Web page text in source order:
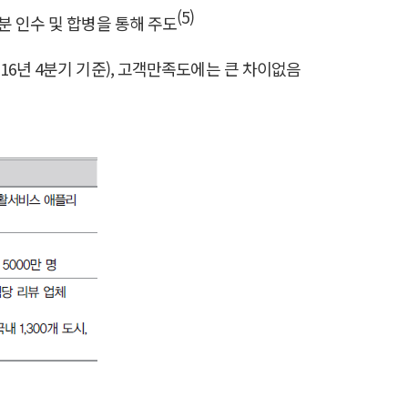
인수 및 합병을 통해 주도(5)
년 4분기 기준), 고객만족도에는 큰 차이없음